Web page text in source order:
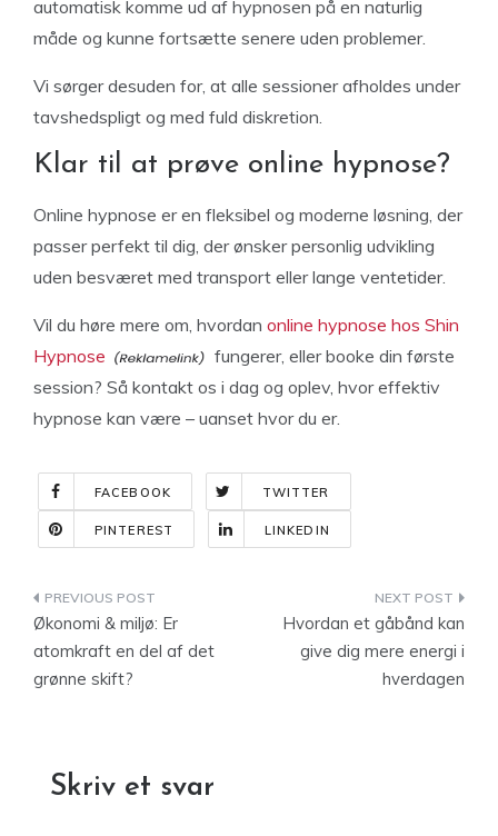
automatisk komme ud af hypnosen på en naturlig
måde og kunne fortsætte senere uden problemer.
Vi sørger desuden for, at alle sessioner afholdes under
tavshedspligt og med fuld diskretion.
Klar til at prøve online hypnose?
Online hypnose er en fleksibel og moderne løsning, der
passer perfekt til dig, der ønsker personlig udvikling
uden besværet med transport eller lange ventetider.
Vil du høre mere om, hvordan online hypnose hos Shin
Hypnose
fungerer, eller booke din første
session? Så kontakt os i dag og oplev, hvor effektiv
hypnose kan være – uanset hvor du er.
FACEBOOK TWITTER
PINTEREST LINKEDIN
Indlægsnavigation
Økonomi & miljø: Er
atomkraft en del af det
grønne skift?
Hvordan et gåbånd kan
give dig mere energi i
hverdagen
Skriv et svar